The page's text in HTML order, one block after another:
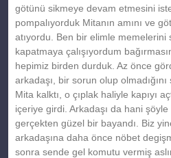
götünü sikmeye devam etmesini
pompalıyorduk Mitanın amını ve
atıyordu. Ben bir elimle memelerini
kapatmaya çalışıyordum
hepimiz birden durduk. Az önce
arkadaşı, bir sorun olup olmadığını
Mita kalktı, o çıplak haliyle kapıyı
içeriye girdi. Arkadaşı da hani şöyle
gerçekten güzel bir bayandı. Biz
arkadaşına daha önce nöbet
sonra sende gel komutu vermiş